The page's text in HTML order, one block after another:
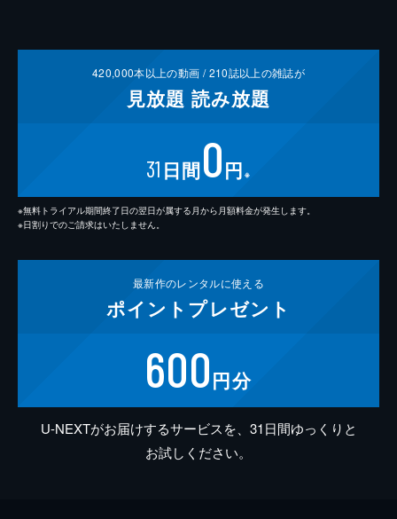
420,000本以上の動画 /210誌以上の雑誌が
見放題 読み放題
31 日間0円 ※
※無料トライアル期間終了日の翌日が属する月から月額料金が発生します。
※日割りでのご請求はいたしません。
最新作のレンタルに使える
ポイント プレゼント
600円分
U-NEXTがお届けするサービスを、31日間ゆっくりと
お試しください。